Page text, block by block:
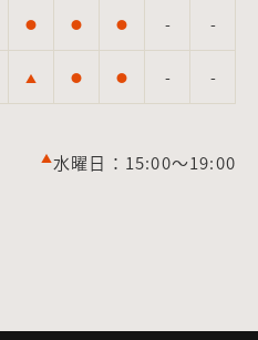
● ● ● - -
▲ ● ● - -
▲水曜日：15:00～19:00